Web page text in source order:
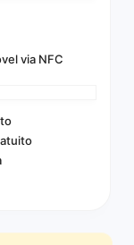
via NFC